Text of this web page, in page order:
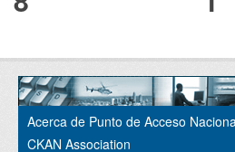
Acerca de Punto de Acceso
CKAN Association